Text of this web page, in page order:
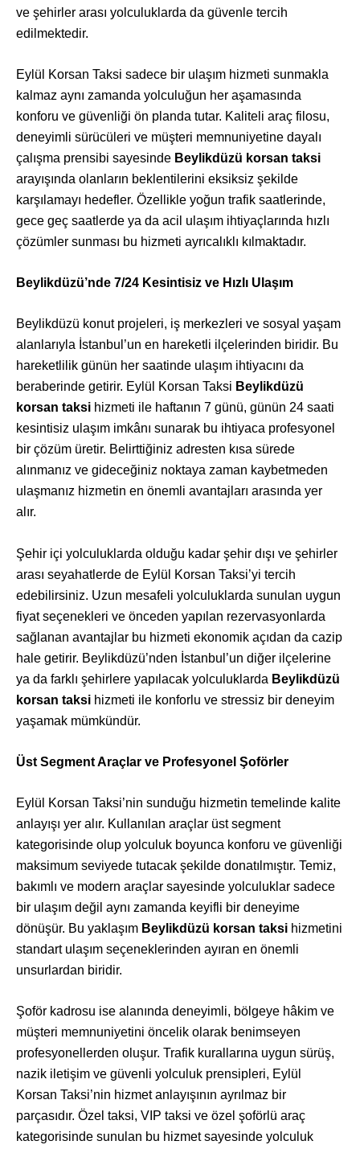
ve şehirler arası yolculuklarda da güvenle tercih
edilmektedir.
Eylül Korsan Taksi sadece bir ulaşım hizmeti sunmakla
kalmaz aynı zamanda yolculuğun her aşamasında
konforu ve güvenliği ön planda tutar. Kaliteli araç filosu,
deneyimli sürücüleri ve müşteri memnuniyetine dayalı
çalışma prensibi sayesinde Beylikdüzü korsan taksi
arayışında olanların beklentilerini eksiksiz şekilde
karşılamayı hedefler. Özellikle yoğun trafik saatlerinde,
gece geç saatlerde ya da acil ulaşım ihtiyaçlarında hızlı
çözümler sunması bu hizmeti ayrıcalıklı kılmaktadır.
Beylikdüzü’nde 7/24 Kesintisiz ve Hızlı Ulaşım
Beylikdüzü konut projeleri, iş merkezleri ve sosyal yaşam
alanlarıyla İstanbul’un en hareketli ilçelerinden biridir. Bu
hareketlilik günün her saatinde ulaşım ihtiyacını da
beraberinde getirir. Eylül Korsan Taksi Beylikdüzü
korsan taksi hizmeti ile haftanın 7 günü, günün 24 saati
kesintisiz ulaşım imkânı sunarak bu ihtiyaca profesyonel
bir çözüm üretir. Belirttiğiniz adresten kısa sürede
alınmanız ve gideceğiniz noktaya zaman kaybetmeden
ulaşmanız hizmetin en önemli avantajları arasında yer
alır.
Şehir içi yolculuklarda olduğu kadar şehir dışı ve şehirler
arası seyahatlerde de Eylül Korsan Taksi’yi tercih
edebilirsiniz. Uzun mesafeli yolculuklarda sunulan uygun
fiyat seçenekleri ve önceden yapılan rezervasyonlarda
sağlanan avantajlar bu hizmeti ekonomik açıdan da cazip
hale getirir. Beylikdüzü’nden İstanbul’un diğer ilçelerine
ya da farklı şehirlere yapılacak yolculuklarda Beylikdüzü
korsan taksi hizmeti ile konforlu ve stressiz bir deneyim
yaşamak mümkündür.
Üst Segment Araçlar ve Profesyonel Şoförler
Eylül Korsan Taksi’nin sunduğu hizmetin temelinde kalite
anlayışı yer alır. Kullanılan araçlar üst segment
kategorisinde olup yolculuk boyunca konforu ve güvenliği
maksimum seviyede tutacak şekilde donatılmıştır. Temiz,
bakımlı ve modern araçlar sayesinde yolculuklar sadece
bir ulaşım değil aynı zamanda keyifli bir deneyime
dönüşür. Bu yaklaşım Beylikdüzü korsan taksi hizmetini
standart ulaşım seçeneklerinden ayıran en önemli
unsurlardan biridir.
Şoför kadrosu ise alanında deneyimli, bölgeye hâkim ve
müşteri memnuniyetini öncelik olarak benimseyen
profesyonellerden oluşur. Trafik kurallarına uygun sürüş,
nazik iletişim ve güvenli yolculuk prensipleri, Eylül
Korsan Taksi’nin hizmet anlayışının ayrılmaz bir
parçasıdır. Özel taksi, VIP taksi ve özel şoförlü araç
kategorisinde sunulan bu hizmet sayesinde yolculuk